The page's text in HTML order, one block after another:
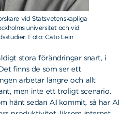
vid Statsvetenskapliga
universitet och vid
Foto: Cato Lein
stora förändringar snart, i
finns de som ser ett
arbetar längre och allt
men inte ett troligt scenario.
hänt sedan AI kommit, så har AI